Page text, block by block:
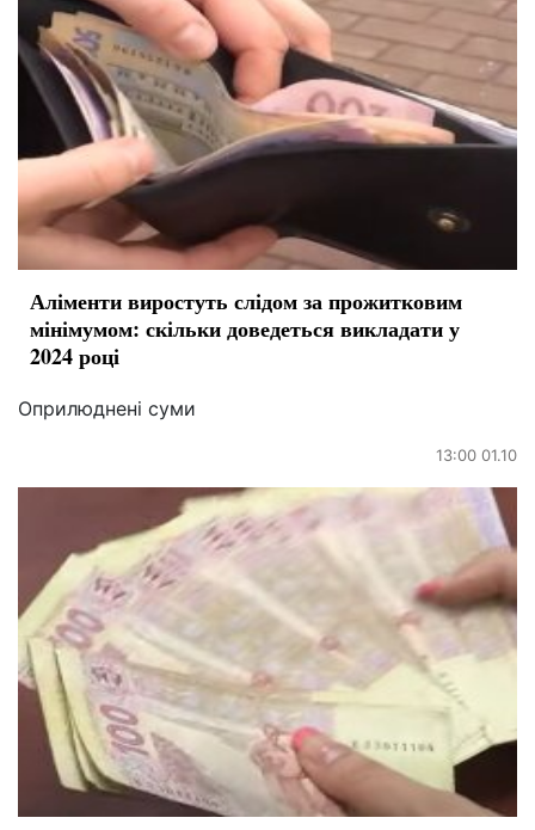
Аліменти виростуть слідом за прожитковим
мінімумом: скільки доведеться викладати у
2024 році
Оприлюднені суми
13:00 01.10